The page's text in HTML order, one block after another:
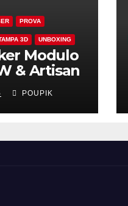
PROVA
3D UNBOXING
Modulo
& Artisan
POUPIK